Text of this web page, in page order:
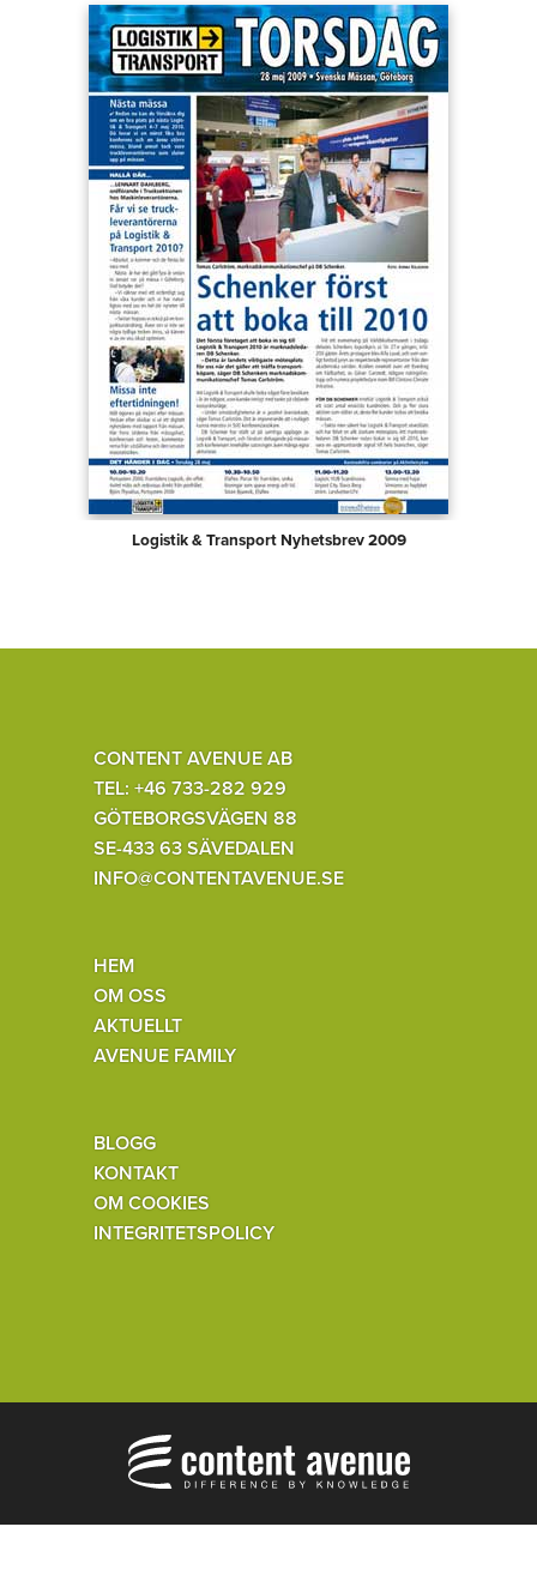
Logistik & Transport Nyhetsbrev 2009
CONTENT AVENUE AB
TEL: +46 733-282 929
GÖTEBORGSVÄGEN 88
SE-433 63 SÄVEDALEN
INFO@CONTENTAVENUE.SE
HEM
OM OSS
AKTUELLT
AVENUE FAMILY
BLOGG
KONTAKT
OM COOKIES
INTEGRITETSPOLICY